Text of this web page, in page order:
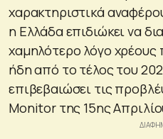
χαρακτηριστικά
η Ελλάδα επιδιώκει να
χαμηλότερο λόγο
ήδη από το τέλος του
επιβεβαιώσει τις
Monitor της 15ης